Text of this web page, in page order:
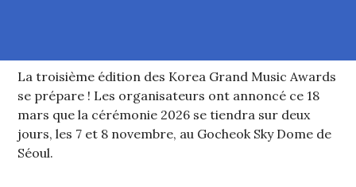
La troisième édition des Korea Grand Music Awards
se prépare ! Les organisateurs ont annoncé ce 18
mars que la cérémonie 2026 se tiendra sur deux
jours, les 7 et 8 novembre, au Gocheok Sky Dome de
Séoul.